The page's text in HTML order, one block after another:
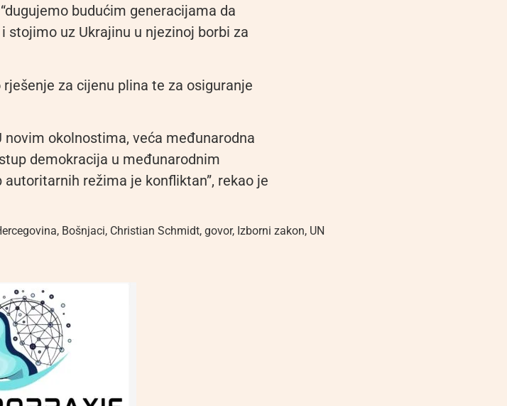
budućim generacijama da
stojimo uz Ukrajinu u njezinoj borbi za
za cijenu plina te za osiguranje
okolnostima, veća međunarodna
demokracija u međunarodnim
režima je konfliktan”, rekao je
, Bošnjaci, Christian Schmidt, govor, Izborni zakon, UN